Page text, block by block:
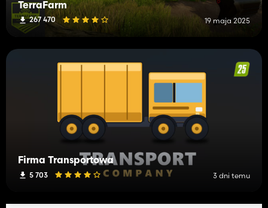
TerraFarm
267 470 19 maja 2025
Firma Transportowa
5 703 3 dni temu